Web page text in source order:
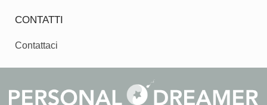
CONTATTI
Contattaci